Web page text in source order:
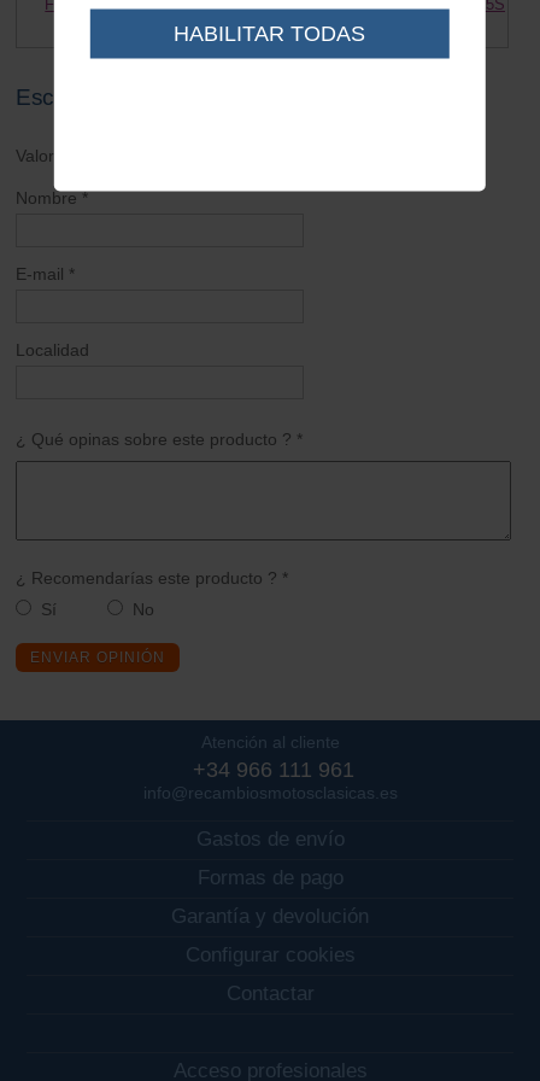
Funda asiento Vespa 125S Junta base deposito Vespa 125S
6.70 €
Escribe tu opinión sobre este artículo
Valoración general *
Nombre *
E-mail *
Localidad
¿ Qué opinas sobre este producto ? *
¿ Recomendarías este producto ? *
Sí
No
ENVIAR OPINIÓN
Atención al cliente
+34 966 111 961
info@recambiosmotosclasicas.es
Gastos de envío
Formas de pago
Garantía y devolución
Configurar cookies
Contactar
Acceso profesionales
HABILITAR TODAS